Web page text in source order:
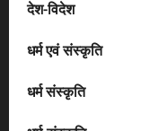
देश-विदेश
धर्म एवं संस्कृति
धर्म संस्कृति